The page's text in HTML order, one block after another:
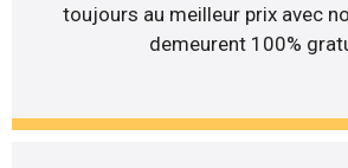
toujours au meilleur prix avec
demeurent 100%